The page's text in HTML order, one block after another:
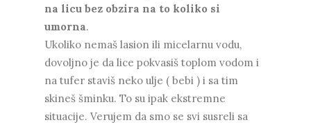
na licu bez obzira na to koliko si
umorna.
Ukoliko nemaš lasion ili micelarnu vodu,
dovoljno je da lice pokvasiš toplom vodom i
na tufer staviš neko ulje ( bebi ) i sa tim
skineš šminku. To su ipak ekstremne
situacije. Verujem da smo se svi susreli sa